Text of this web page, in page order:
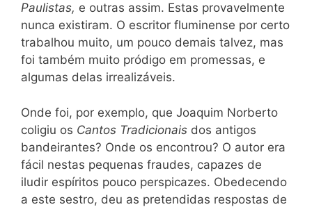
Paulistas, e outras assim. Estas provavelmente
nunca existiram. O escritor fluminense por certo
trabalhou muito, um pouco demais talvez, mas
foi também muito pródigo em promessas, e
algumas delas irrealizáveis.
Onde foi, por exemplo, que Joaquim Norberto
coligiu os Cantos Tradicionais dos antigos
bandeirantes? Onde os encontrou? O autor era
fácil nestas pequenas fraudes, capazes de
iludir espíritos pouco perspicazes. Obedecendo
a este sestro, deu as pretendidas respostas de